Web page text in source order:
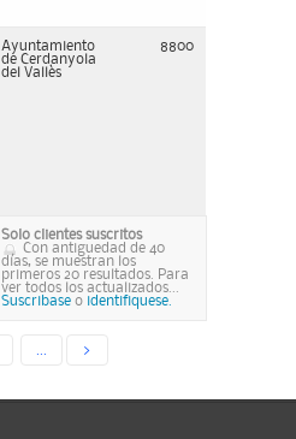
Ayuntamiento
de Cerdanyola
del Vallès
8800
Solo clientes suscritos
Con antiguedad de 40
días, se muestran los
primeros 20 resultados. Para
ver todos los actualizados...
Suscribase o identifiquese.
>